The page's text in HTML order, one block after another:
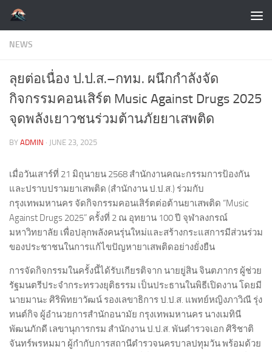
Skip to content
NEWS
ลุยต่อเนื่อง ป.ป.ส.–กทม. ผนึกกำลังจัด
กิจกรรมคอนเสิร์ต Music Against Drugs 2025
จุดพลังเยาวชนร่วมต้านภัยยาเสพติด
BY ADMIN · JUNE 23, 2025
เมื่อวันเสาร์ที่ 21 มิถุนายน 2568 สำนักงานคณะกรรมการป้องกัน
และปราบปรามยาเสพติด (สำนักงาน ป.ป.ส.) ร่วมกับ
กรุงเทพมหานคร จัดกิจกรรมคอนเสิร์ตต่อต้านยาเสพติด “Music
Against Drugs 2025” ครั้งที่ 2 ณ อุทยาน 100 ปี จุฬาลงกรณ์
มหาวิทยาลัย เพื่อปลุกพลังคนรุ่นใหม่และสร้างกระแสการมีส่วนร่วม
ของประชาชนในการแก้ไขปัญหายาเสพติดอย่างยั่งยืน
การจัดกิจกรรมในครั้งนี้ได้รับเกียรติจาก นายยู่สิน จินตภากร ผู้ช่วย
รัฐมนตรีประจำกระทรวงยุติธรรม เป็นประธานในพิธีเปิดงาน โดยมี
นายมานะ ศิริพิทยาวัฒน์ รองเลขาธิการ ป.ป.ส. แพทย์หญิงภาวิณี รุ่ง
ทนต์กิจ ผู้อำนวยการสำนักอนามัย กรุงเทพมหานคร นางเมทินี
พัฒนภักดี เลขานุการกรม สำนักงาน ป.ป.ส. พันตำรวจเอก ศิริชาติ
จันทร์พรหมมา ผู้กำกับการสถานีตำรวจนครบาลปทุมวัน พร้อมด้วย